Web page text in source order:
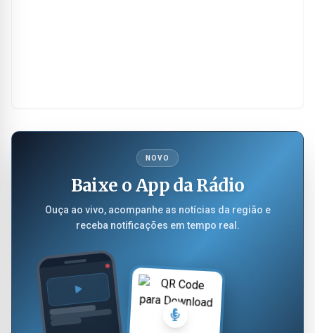
NOVO
Baixe o App da Rádio
Ouça ao vivo, acompanhe as notícias da região e
receba notificações em tempo real.